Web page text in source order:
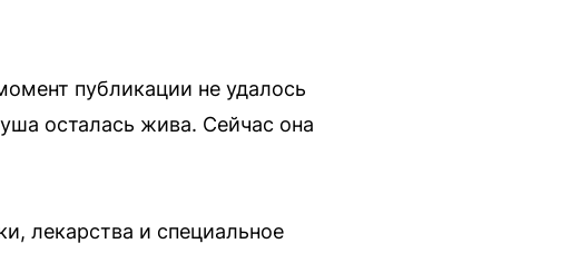
публикации не удалось
осталась жива. Сейчас она
лекарства и специальное